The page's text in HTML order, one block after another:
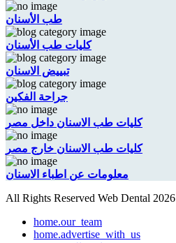
طب الأسنان
كليات طب الأسنان
تبييض الاسنان
جراحة الفكين
كليات طب الاسنان داخل مصر
كليات طب الاسنان خارج مصر
معلومات عن اطباء الاسنان
All Rights Reserved Web Dental 2026
home.our_team
home.advertise_with_us